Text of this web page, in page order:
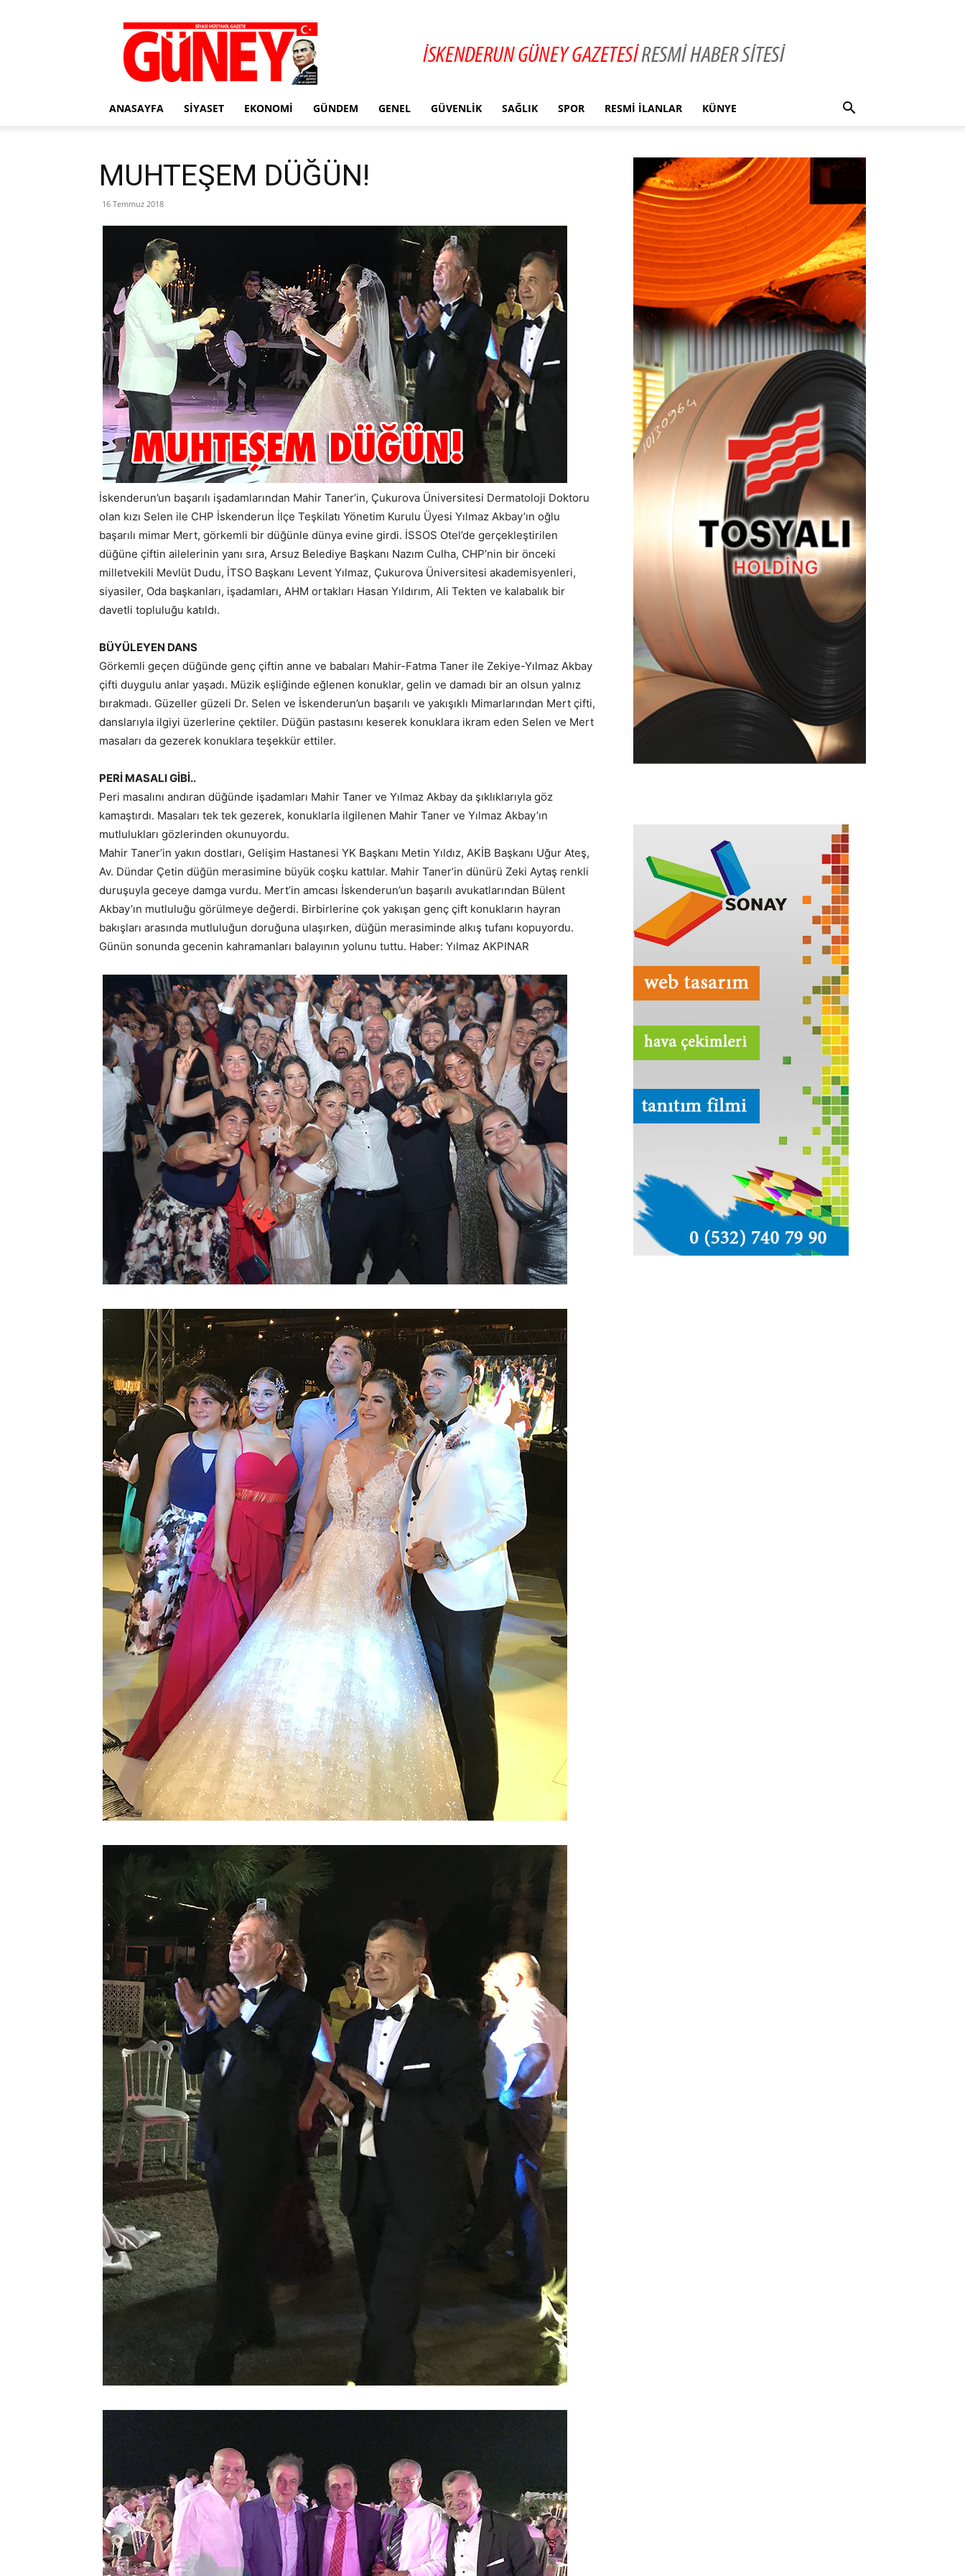
Gazete
Güney
ANASAYFA SIYASET EKONOMI GÜNDEM GENEL GÜVENLIK SAĞLIK SPOR RESMI İLANLAR KÜNYE
MUHTEŞEM DÜĞÜN!
16 Temmuz 2018
İskenderun’un başarılı işadamlarından Mahir Taner’in, Çukurova Üniversitesi Dermatoloji Doktoru
olan kızı Selen ile CHP İskenderun İlçe Teşkilatı Yönetim Kurulu Üyesi Yılmaz Akbay’ın oğlu
başarılı mimar Mert, görkemli bir düğünle dünya evine girdi. İSSOS Otel’de gerçekleştirilen
düğüne çiftin ailelerinin yanı sıra, Arsuz Belediye Başkanı Nazım Culha, CHP’nin bir önceki
milletvekili Mevlüt Dudu, İTSO Başkanı Levent Yılmaz, Çukurova Üniversitesi akademisyenleri,
siyasiler, Oda başkanları, işadamları, AHM ortakları Hasan Yıldırım, Ali Tekten ve kalabalık bir
davetli topluluğu katıldı.
BÜYÜLEYEN DANS
Görkemli geçen düğünde genç çiftin anne ve babaları Mahir-Fatma Taner ile Zekiye-Yılmaz Akbay
çifti duygulu anlar yaşadı. Müzik eşliğinde eğlenen konuklar, gelin ve damadı bir an olsun yalnız
bırakmadı. Güzeller güzeli Dr. Selen ve İskenderun’un başarılı ve yakışıklı Mimarlarından Mert çifti,
danslarıyla ilgiyi üzerlerine çektiler. Düğün pastasını keserek konuklara ikram eden Selen ve Mert
masaları da gezerek konuklara teşekkür ettiler.
PERİ MASALI GİBİ..
Peri masalını andıran düğünde işadamları Mahir Taner ve Yılmaz Akbay da şıklıklarıyla göz
kamaştırdı. Masaları tek tek gezerek, konuklarla ilgilenen Mahir Taner ve Yılmaz Akbay’ın
mutlulukları gözlerinden okunuyordu.
Mahir Taner’in yakın dostları, Gelişim Hastanesi YK Başkanı Metin Yıldız, AKİB Başkanı Uğur Ateş,
Av. Dündar Çetin düğün merasimine büyük coşku kattılar. Mahir Taner’in dünürü Zeki Aytaş renkli
duruşuyla geceye damga vurdu. Mert’in amcası İskenderun’un başarılı avukatlarından Bülent
Akbay’ın mutluluğu görülmeye değerdi. Birbirlerine çok yakışan genç çift konukların hayran
bakışları arasında mutluluğun doruğuna ulaşırken, düğün merasiminde alkış tufanı kopuyordu.
Günün sonunda gecenin kahramanları balayının yolunu tuttu. Haber: Yılmaz AKPINAR